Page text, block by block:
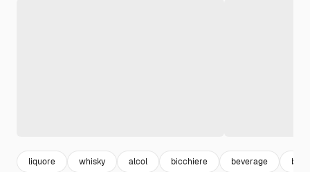
liquore whisky alcol bicchiere beverage